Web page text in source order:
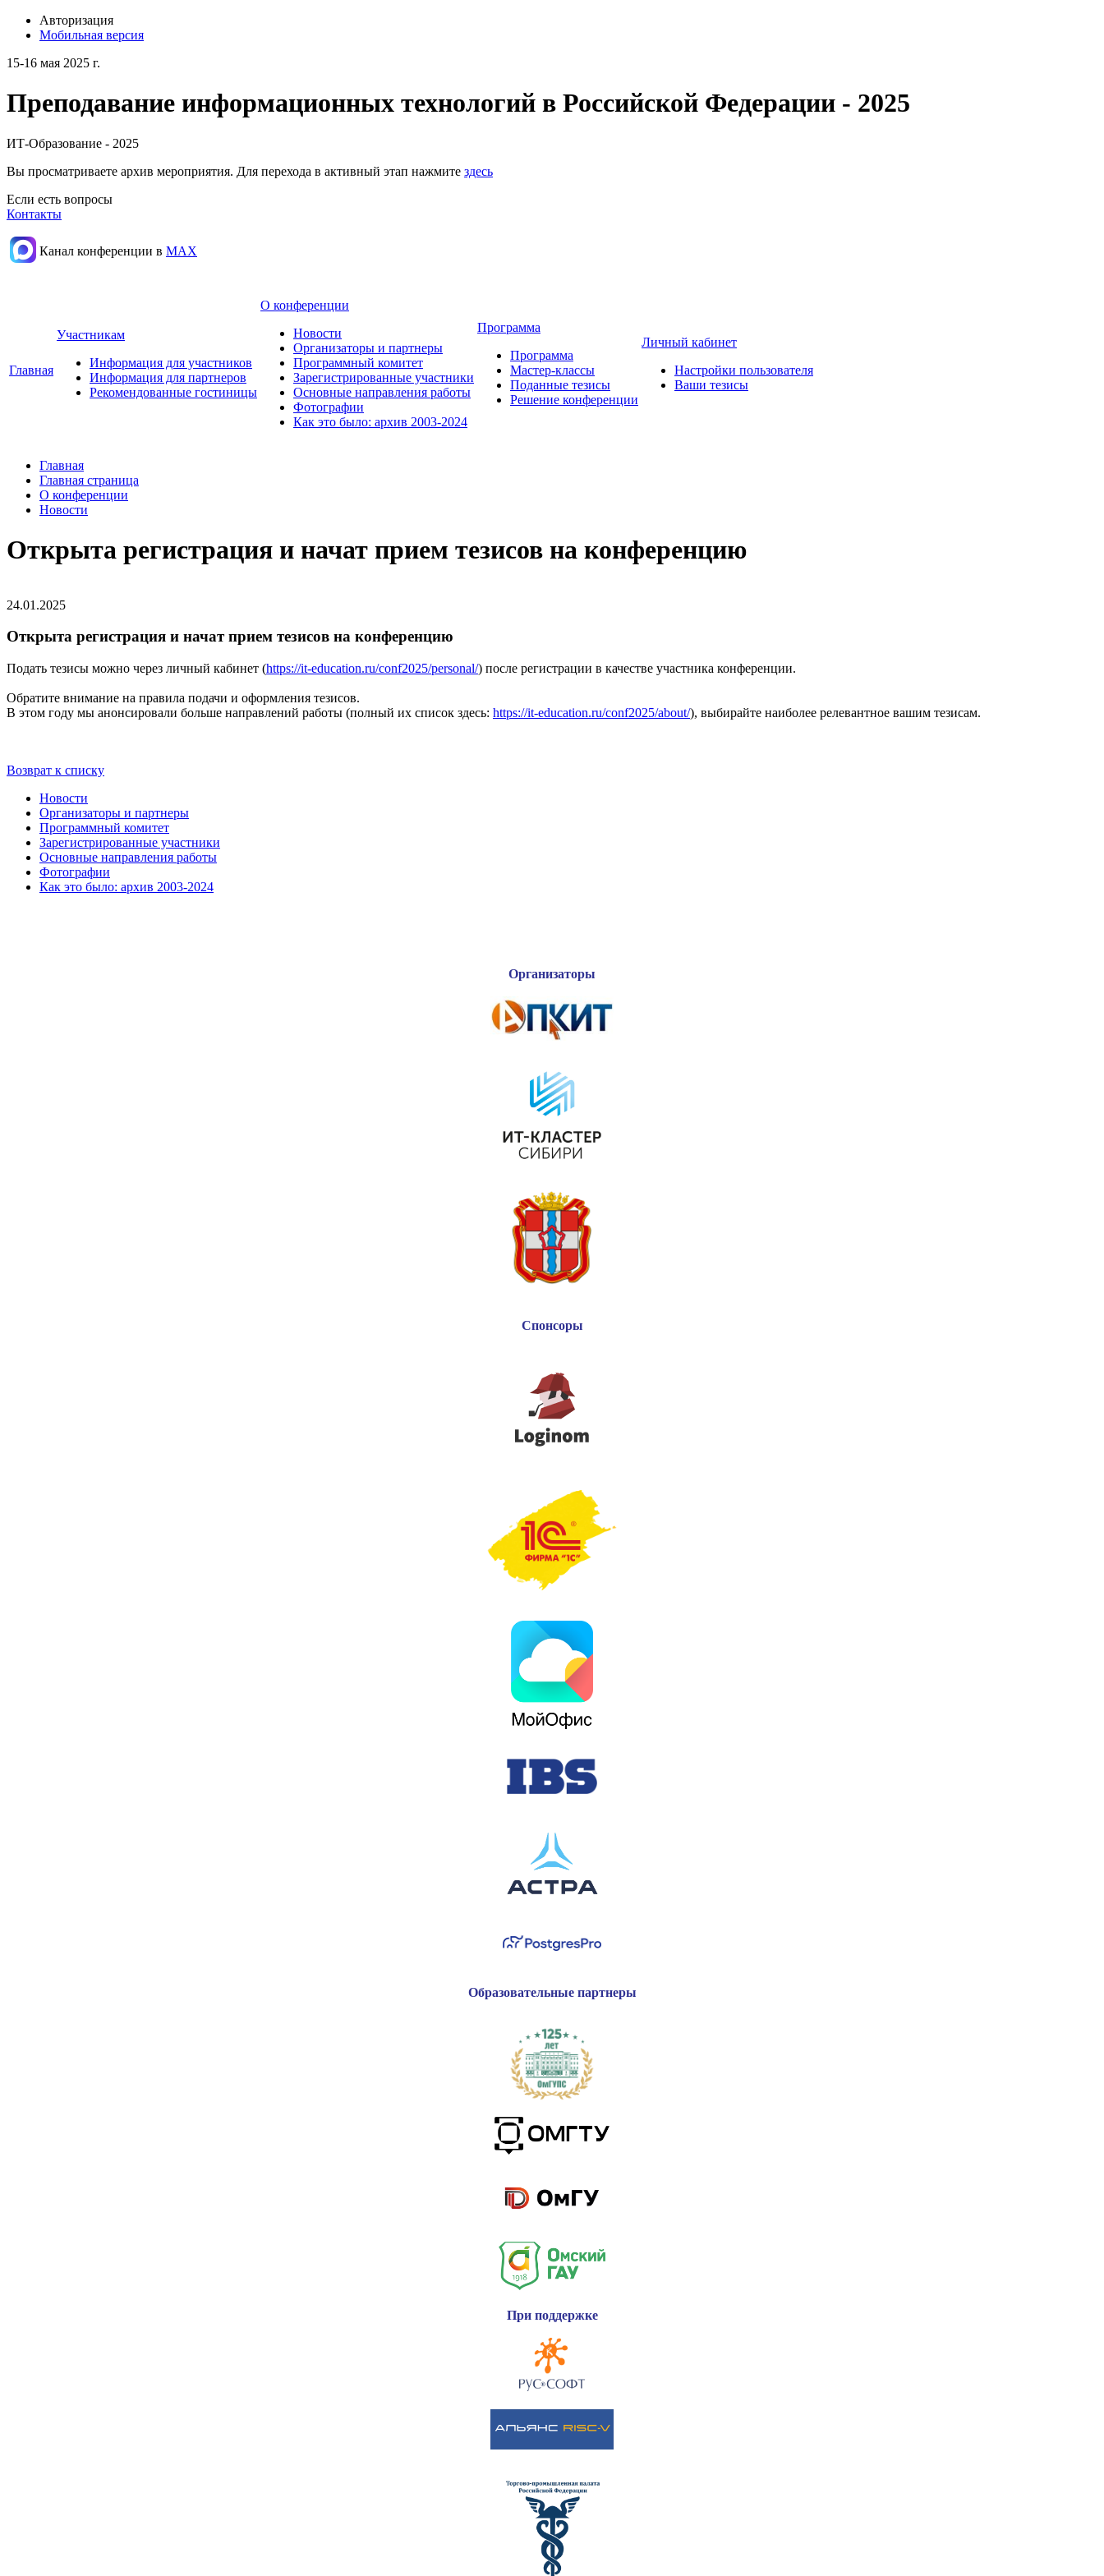
Авторизация
Мобильная версия
15-16 мая 2025 г.
Преподавание информационных технологий в Российской Федерации - 2025
ИТ-Образование - 2025
Вы просматриваете архив мероприятия. Для перехода в активный этап нажмите здесь
Если есть вопросы
Контакты
Канал конференции в МАХ
Главная
Участникам
Информация для участников
Информация для партнеров
Рекомендованные гостиницы
О конференции
Новости
Организаторы и партнеры
Программный комитет
Зарегистрированные участники
Основные направления работы
Фотографии
Как это было: архив 2003-2024
Программа
Программа
Мастер-классы
Поданные тезисы
Решение конференции
Личный кабинет
Настройки пользователя
Ваши тезисы
Главная
Главная страница
О конференции
Новости
Открыта регистрация и начат прием тезисов на конференцию
24.01.2025
Открыта регистрация и начат прием тезисов на конференцию
Подать тезисы можно через личный кабинет (https://it-education.ru/conf2025/personal/) после регистрации в качестве участника конференции.
Обратите внимание на правила подачи и оформления тезисов.
В этом году мы анонсировали больше направлений работы (полный их список здесь: https://it-education.ru/conf2025/about/), выбирайте наиболее релевантное вашим тезисам.
Возврат к списку
Новости
Организаторы и партнеры
Программный комитет
Зарегистрированные участники
Основные направления работы
Фотографии
Как это было: архив 2003-2024
Организаторы
Спонсоры
Образовательные партнеры
При поддержке